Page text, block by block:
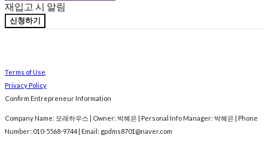
재입고 시 알림
신청하기
Terms of Use
Privacy Policy
Confirm Entrepreneur Information
Company Name: 모래하우스 | Owner: 박혜은 | Personal Info Manager: 박혜은 | Phone
Number: 010-5568-9744 | Email: gpdms8701@naver.com